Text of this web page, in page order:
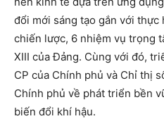
đổi mới sáng tạo gắn với
chiến lược, 6 nhiệm vụ trọng
XIII của Đảng. Cùng với đó,
CP của Chính phủ và Chỉ thị
Chính phủ về phát triển bền
biến đổi khí hậu.